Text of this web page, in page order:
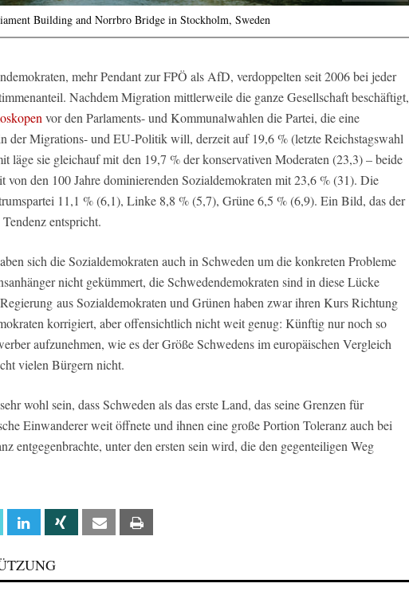
Building and Norrbro Bridge in Stockholm, Sweden
mehr Pendant zur FPÖ als AfD, verdoppelten seit 2006 bei jeder
Nachdem Migration mittlerweile die ganze Gesellschaft beschäftigt,
vor den Parlaments- und Kommunalwahlen die Partei, die eine
der Migrations- und EU-Politik will, derzeit auf 19,6 % (letzte Reichstagswahl
läge sie gleichauf mit den 19,7 % der konservativen Moderaten (23,3) – beide
von den 100 Jahre dominierenden Sozialdemokraten mit 23,6 % (31). Die
11,1 % (6,1), Linke 8,8 % (5,7), Grüne 6,5 % (6,9). Ein Bild, das der
entspricht.
sich die Sozialdemokraten auch in Schweden um die konkreten Probleme
nicht gekümmert, die Schwedendemokraten sind in diese Lücke
aus Sozialdemokraten und Grünen haben zwar ihren Kurs Richtung
korrigiert, aber offensichtlich nicht weit genug: Künftig nur noch so
aufzunehmen, wie es der Größe Schwedens im europäischen Vergleich
vielen Bürgern nicht.
wohl sein, dass Schweden als das erste Land, das seine Grenzen für
Einwanderer weit öffnete und ihnen eine große Portion Toleranz auch bei
entgegenbrachte, unter den ersten sein wird, die den gegenteiligen Weg
Twitter Linkedin Xing Email